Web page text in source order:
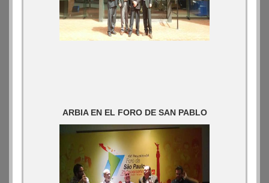
ARBIA EN EL FORO DE SAN PABLO